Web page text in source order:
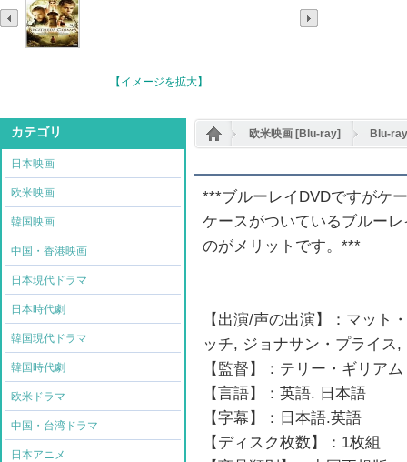
【イメージを拡大】
カテゴリ
日本映画
欧米映画
韓国映画
中国・香港映画
日本現代ドラマ
日本時代劇
韓国現代ドラマ
韓国時代劇
欧米ドラマ
中国・台湾ドラマ
日本アニメ
欧米映画 [Blu-ray] Blu-
***ブルーレイDVDですがケ
ケースがついているブルー
のがメリットです。***
【出演/声の出演】：マット
ッチ, ジョナサン・プライス
【監督】：テリー・ギリアム
【言語】：英語. 日本語
【字幕】：日本語.英語
【ディスク枚数】：1枚組